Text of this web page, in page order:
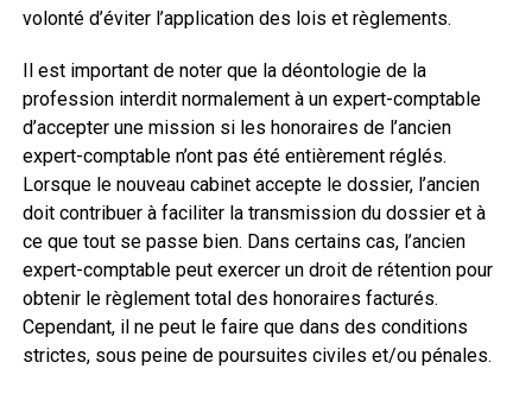
volonté d’éviter l’application des lois et règlements.
Il est important de noter que la déontologie de la
profession interdit normalement à un expert-comptable
d’accepter une mission si les honoraires de l’ancien
expert-comptable n’ont pas été entièrement réglés.
Lorsque le nouveau cabinet accepte le dossier, l’ancien
doit contribuer à faciliter la transmission du dossier et à
ce que tout se passe bien. Dans certains cas, l’ancien
expert-comptable peut exercer un droit de rétention pour
obtenir le règlement total des honoraires facturés.
Cependant, il ne peut le faire que dans des conditions
strictes, sous peine de poursuites civiles et/ou pénales.